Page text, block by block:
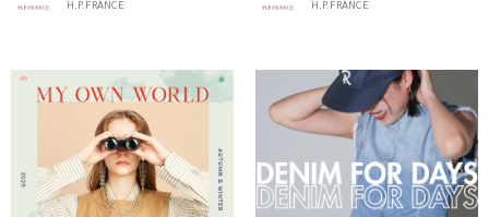
H.P.FRANCE H.P.FRANCE